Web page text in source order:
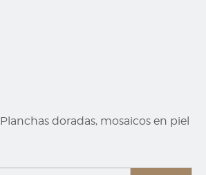
Planchas doradas, mosaicos en piel